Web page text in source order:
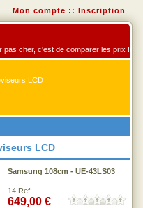
Mon compte :: Inscription
pas cher, c'est de comparer les prix !
LCD
LCD
Samsung 108cm - UE-43LS03
14 Ref.
649,00 €